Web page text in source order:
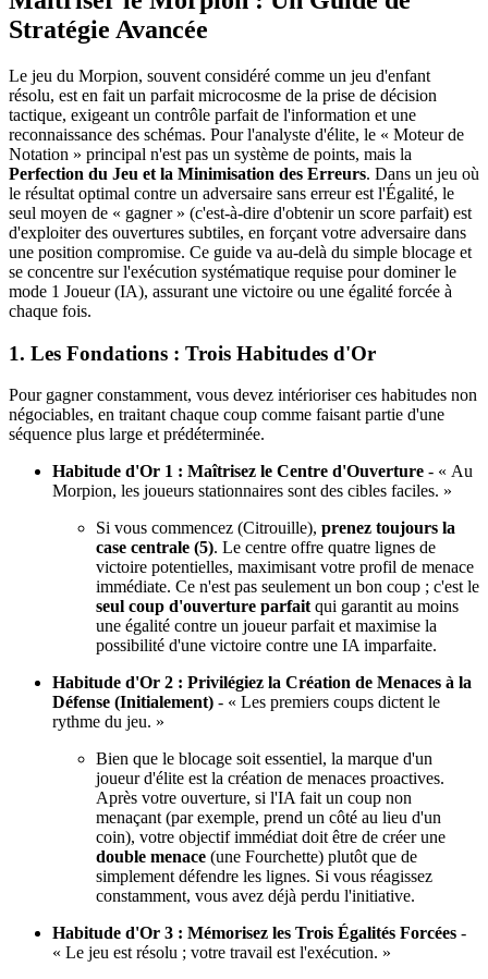
Stratégie Avancée
Le jeu du Morpion, souvent considéré comme un jeu d'enfant
résolu, est en fait un parfait microcosme de la prise de décision
tactique, exigeant un contrôle parfait de l'information et une
reconnaissance des schémas. Pour l'analyste d'élite, le « Moteur de
Notation » principal n'est pas un système de points, mais la
Perfection du Jeu et la Minimisation des Erreurs. Dans un jeu où
le résultat optimal contre un adversaire sans erreur est l'Égalité, le
seul moyen de « gagner » (c'est-à-dire d'obtenir un score parfait) est
d'exploiter des ouvertures subtiles, en forçant votre adversaire dans
une position compromise. Ce guide va au-delà du simple blocage et
se concentre sur l'exécution systématique requise pour dominer le
mode 1 Joueur (IA), assurant une victoire ou une égalité forcée à
chaque fois.
1. Les Fondations : Trois Habitudes d'Or
Pour gagner constamment, vous devez intérioriser ces habitudes non
négociables, en traitant chaque coup comme faisant partie d'une
séquence plus large et prédéterminée.
Habitude d'Or 1 : Maîtrisez le Centre d'Ouverture - « Au
Morpion, les joueurs stationnaires sont des cibles faciles. »
Si vous commencez (Citrouille), prenez toujours la
case centrale (5). Le centre offre quatre lignes de
victoire potentielles, maximisant votre profil de menace
immédiate. Ce n'est pas seulement un bon coup ; c'est le
seul coup d'ouverture parfaitqui garantit au moins
une égalité contre un joueur parfait et maximise la
possibilité d'une victoire contre une IA imparfaite.
Habitude d'Or 2 : Privilégiez la Création de Menaces à la
Défense (Initialement) - « Les premiers coups dictent le
rythme du jeu. »
Bien que le blocage soit essentiel, la marque d'un
joueur d'élite est la création de menaces proactives.
Après votre ouverture, si l'IA fait un coup non
menaçant (par exemple, prend un côté au lieu d'un
coin), votre objectif immédiat doit être de créer une
double menace (une Fourchette) plutôt que de
simplement défendre les lignes. Si vous réagissez
constamment, vous avez déjà perdu l'initiative.
Habitude d'Or 3 : Mémorisez les Trois Égalités Forcées -
« Le jeu est résolu ; votre travail est l'exécution. »